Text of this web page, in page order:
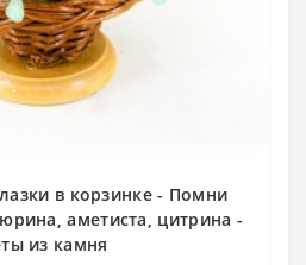
в корзинке - Помни
аметиста, цитрина -
из камня